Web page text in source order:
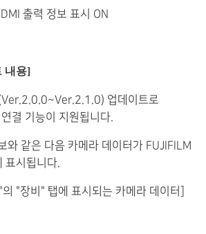
출력 정보 표시 ON
내용]
업데이트로
결 기능이 지원됩니다.
와 같은 다음 카메라 데이터가 FUJIFILM
표시됩니다.
"장비" 탭에 표시되는 카메라 데이터]